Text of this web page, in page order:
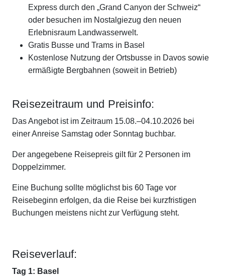
Express durch den „Grand Canyon der Schweiz“
oder besuchen im Nostalgiezug den neuen
Erlebnisraum Landwasserwelt.
Gratis Busse und Trams in Basel
Kostenlose Nutzung der Ortsbusse in Davos sowie
ermäßigte Bergbahnen (soweit in Betrieb)
Reisezeitraum und Preisinfo:
Das Angebot ist im Zeitraum 15.08.–04.10.2026 bei
einer Anreise Samstag oder Sonntag buchbar.
Der angegebene Reisepreis gilt für 2 Personen im
Doppelzimmer.
Eine Buchung sollte möglichst bis 60 Tage vor
Reisebeginn erfolgen, da die Reise bei kurzfristigen
Buchungen meistens nicht zur Verfügung steht.
Reiseverlauf:
Tag 1: Basel